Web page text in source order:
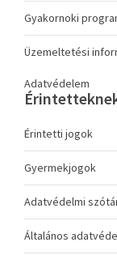
Gyakornoki
Üzemeltetési
Adatvédelem
Érintetti jogok
Gyermekjogok
Adatvédelmi
Általános